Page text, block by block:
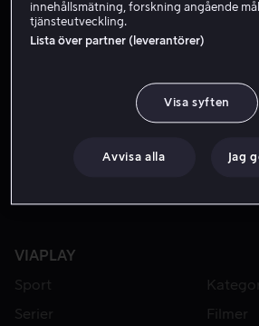
VIAPLAY
Sport
Serier
Filmer
innehållsmätning, forskning angående
tjänsteutveckling.
Lista över partner (leverantörer)
Visa syften
Avvisa alla Jag